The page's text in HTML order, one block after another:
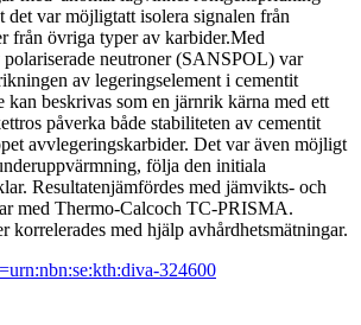
var möjligtatt isolera signalen från
från övriga typer av karbider.Med
neutroner (SANSPOL) var
av legeringselement i cementit
kan beskrivas som en järnrik kärna med ett
påverka både stabiliteten av cementit
avvlegeringskarbider. Det var även möjligt
följa den initiala
Resultatenjämfördes med jämvikts- och
med Thermo-Calcoch TC-PRISMA.
korrelerades med hjälp avhårdhetsmätningar.
324600